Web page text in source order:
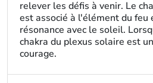
relever les défis à venir. Le
est associé à l'élément du feu
résonance avec le soleil.
chakra du plexus solaire est
courage.